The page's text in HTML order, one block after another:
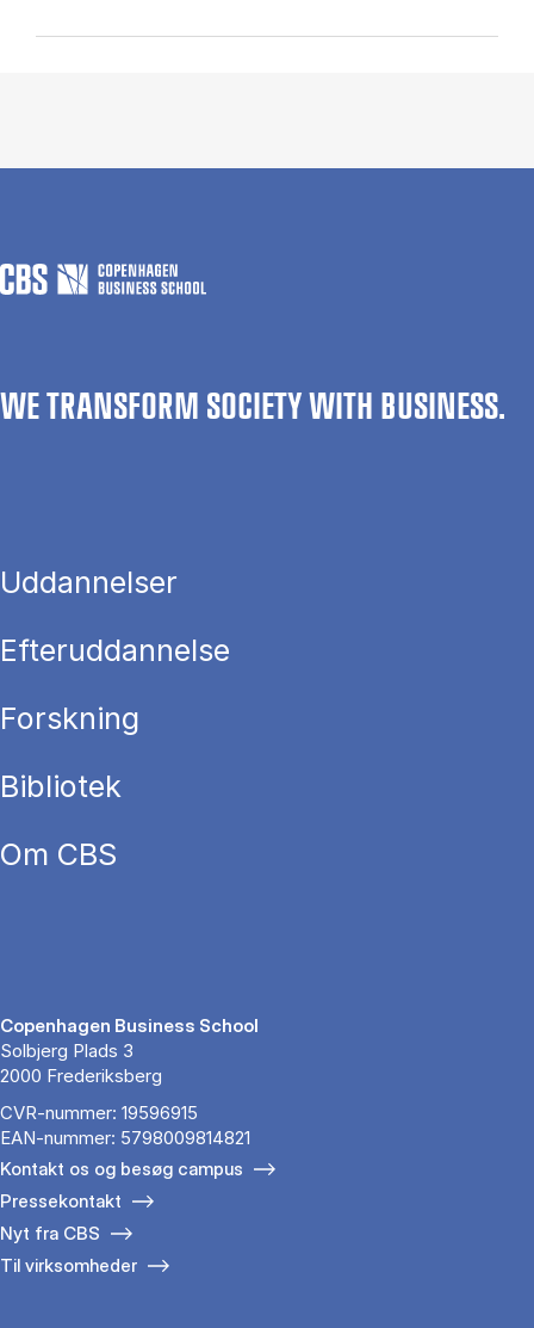
WE TRANSFORM SOCIETY WITH BUSINESS.
Uddannelser
Efteruddannelse
Forskning
Bibliotek
Om CBS
Copenhagen Business School
Solbjerg Plads 3
2000 Frederiksberg
CVR-nummer: 19596915
EAN-nummer: 5798009814821
Kontakt os og besøg campus
Pressekontakt
Nyt fra CBS
Til virksomheder